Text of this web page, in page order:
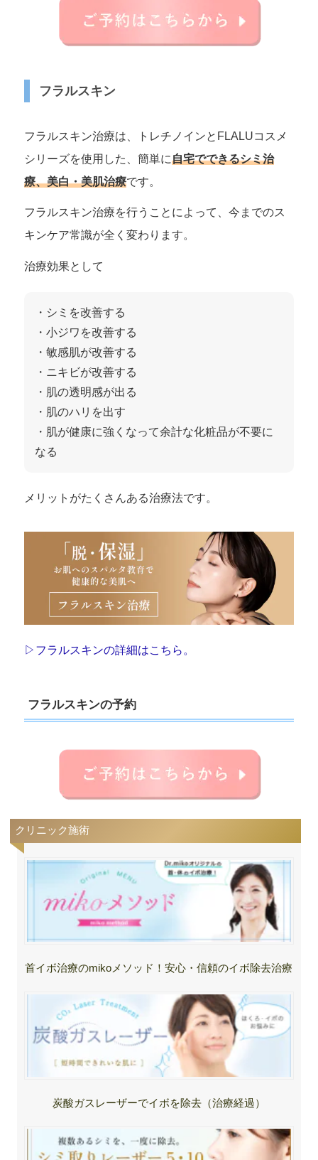
フラルスキン
フラルスキン治療は、トレチノインとFLALUコスメ
シリーズを使用した、簡単に自宅でできるシミ治
療、美白・美肌治療です。
フラルスキン治療を行うことによって、今までのス
キンケア常識が全く変わります。
治療効果として
・シミを改善する
・小ジワを改善する
・敏感肌が改善する
・ニキビが改善する
・肌の透明感が出る
・肌のハリを出す
・肌が健康に強くなって余計な化粧品が不要に
なる
メリットがたくさんある治療法です。
▷フラルスキンの詳細はこちら。
フラルスキンの予約
クリニック施術
首イボ治療のmikoメソッド！安心・信頼のイボ除去治療
炭酸ガスレーザーでイボを除去（治療経過）